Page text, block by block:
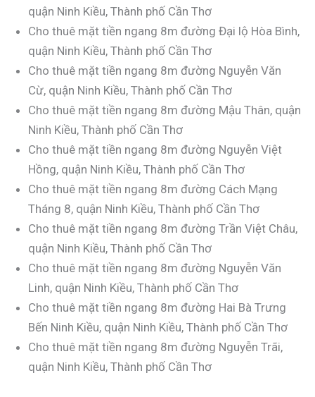
quận Ninh Kiều, Thành phố Cần Thơ
Cho thuê mặt tiền ngang 8m đường Đại lộ Hòa Bình,
quận Ninh Kiều, Thành phố Cần Thơ
Cho thuê mặt tiền ngang 8m đường Nguyễn Văn
Cừ, quận Ninh Kiều, Thành phố Cần Thơ
Cho thuê mặt tiền ngang 8m đường Mậu Thân, quận
Ninh Kiều, Thành phố Cần Thơ
Cho thuê mặt tiền ngang 8m đường Nguyễn Việt
Hồng, quận Ninh Kiều, Thành phố Cần Thơ
Cho thuê mặt tiền ngang 8m đường Cách Mạng
Tháng 8, quận Ninh Kiều, Thành phố Cần Thơ
Cho thuê mặt tiền ngang 8m đường Trần Việt Châu,
quận Ninh Kiều, Thành phố Cần Thơ
Cho thuê mặt tiền ngang 8m đường Nguyễn Văn
Linh, quận Ninh Kiều, Thành phố Cần Thơ
Cho thuê mặt tiền ngang 8m đường Hai Bà Trưng
Bến Ninh Kiều, quận Ninh Kiều, Thành phố Cần Thơ
Cho thuê mặt tiền ngang 8m đường Nguyễn Trãi,
quận Ninh Kiều, Thành phố Cần Thơ